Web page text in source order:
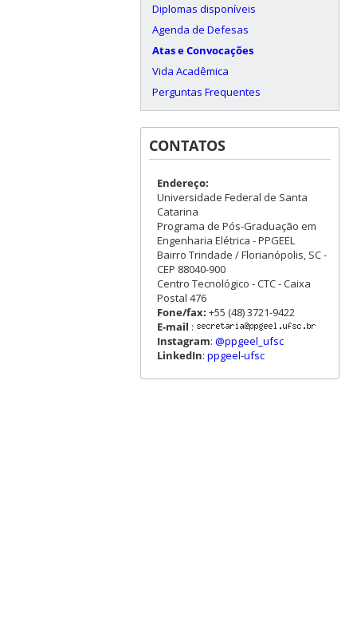
Diplomas disponíveis
Agenda de Defesas
Atas e Convocações
Vida Acadêmica
Perguntas Frequentes
CONTATOS
Endereço:
Universidade Federal de Santa
Catarina
Programa de Pós-Graduação em
Engenharia Elétrica - PPGEEL
Bairro Trindade / Florianópolis, SC -
CEP 88040-900
Centro Tecnológico - CTC - Caixa
Postal 476
Fone/fax: +55 (48) 3721-9422
E-mail :
Instagram: @ppgeel_ufsc
LinkedIn: ppgeel-ufsc